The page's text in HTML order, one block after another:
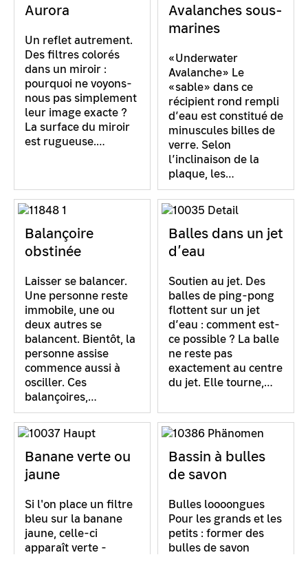
Aurora
Un reflet autrement.
Des filtres colorés
dans un miroir :
pourquoi ne voyons-
nous pas simplement
leur image exacte ?
La surface du miroir
est rugueuse.…
Avalanches sous-
marines
«Underwater
Avalanche» Le
«sable» dans ce
récipient rond rempli
d’eau est constitué de
minuscules billes de
verre. Selon
l’inclinaison de la
plaque, les…
Balançoire
obstinée
Laisser se balancer.
Une personne reste
immobile, une ou
deux autres se
balancent. Bientôt, la
personne assise
commence aussi à
osciller. Ces
balançoires,…
Balles dans un jet
d’eau
Soutien au jet. Des
balles de ping-pong
flottent sur un jet
d’eau : comment est-
ce possible ? La balle
ne reste pas
exactement au centre
du jet. Elle tourne,…
Banane verte ou
jaune
Si l'on place un filtre
bleu sur la banane
jaune, celle-ci
apparaît verte -
Bassin à bulles
de savon
Bulles loooongues
Pour les grands et les
petits : former des
bulles de savon